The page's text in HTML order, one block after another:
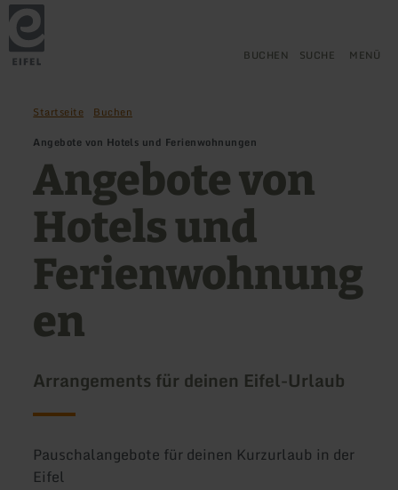
Zurück
zur
Startseite
BUCHEN SUCHE MENÜ
Startseite
Buchen
Angebote von Hotels und Ferienwohnungen
Angebote von
Hotels und
Ferienwohnung
en
Arrangements für deinen Eifel-Urlaub
Pauschalangebote für deinen Kurzurlaub in der
Eifel